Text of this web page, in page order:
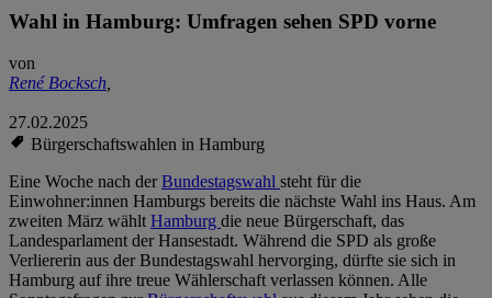
Wahl in Hamburg: Umfragen sehen SPD vorne
von
René Bocksch,
27.02.2025
Bürgerschaftswahlen in Hamburg
Eine Woche nach derBundestagswahl steht für die
Einwohner:innen Hamburgs bereits die nächste Wahl ins Haus. Am
zweiten März wähltHamburg die neue Bürgerschaft, das
Landesparlament der Hansestadt. Während die SPD als große
Verliererin aus der Bundestagswahl hervorging, dürfte sie sich in
Hamburg auf ihre treue Wählerschaft verlassen können. Alle